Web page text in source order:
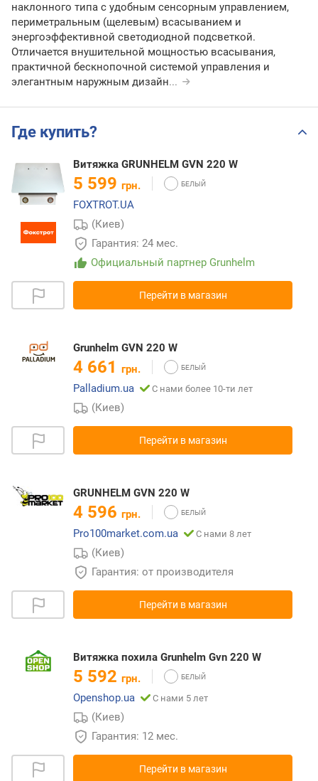
наклонного типа с удобным сенсорным управлением,
периметральным (щелевым) всасыванием и
энергоэффективной светодиодной подсветкой.
Отличается внушительной мощностью всасывания,
практичной бескнопочной системой управления и
элегантным наружным дизайн...
Где купить?
Витяжка GRUNHELM GVN 220 W
5 599 грн.
FOXTROT.UA
(Киев)
Гарантия: 24 мес.
Официальный партнер Grunhelm
Перейти в магазин
Grunhelm GVN 220 W
4 661 грн.
Palladium.ua
С нами более 10-ти лет
(Киев)
Перейти в магазин
GRUNHELM GVN 220 W
4 596 грн.
Pro100market.com.ua
С нами 8 лет
(Киев)
Гарантия: от производителя
Перейти в магазин
Витяжка похила Grunhelm Gvn 220 W
5 592 грн.
Openshop.ua
С нами 5 лет
(Киев)
Гарантия: 12 мес.
Перейти в магазин